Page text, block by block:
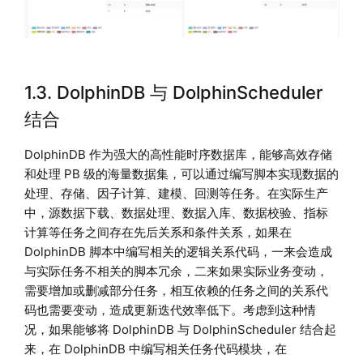
1.3. DolphinDB 与 DolphinScheduler
结合
DolphinDB 作为强大的高性能时序数据库，能够高效存储
和处理 PB 级的海量数据集，可以通过编写脚本实现数据的
处理、存储、因子计算、建模、回测等任务。在实际生产
中，源数据下载、数据处理、数据入库、数据校验、指标
计算等任务之间存在先后关系和条件关系，如果在
DolphinDB 脚本中编写相关的逻辑关系代码，一来会造成
与实际任务不相关的脚本冗余，二来如果实际业务变动，
需要增加或删减部分任务，相互依赖的任务之间的关系代
码也需要变动，造成更新迭代效率低下。考虑到这种情
况，如果能够将 DolphinDB 与 DolphinScheduler 结合起
来，在 DolphinDB 中编写相关任务代码模块，在